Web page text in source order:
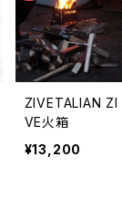
ZIVETALIAN ZI
VE火箱
¥13,200